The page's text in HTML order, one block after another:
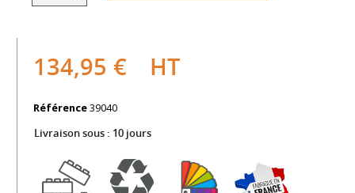
134,95 € HT
Référence39040
Livraison sous : 10 jours